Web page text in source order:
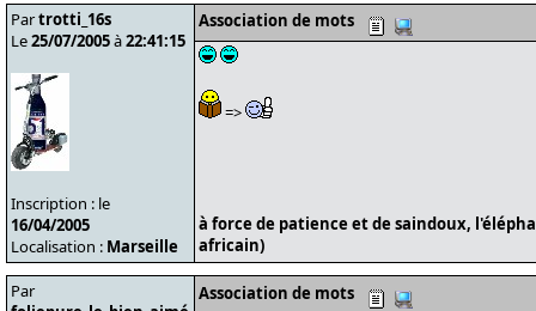
Partrotti_16s
Le25/07/2005à22:41:15
Inscription : le
16/04/2005
Localisation : Marseille
Association de mots
=>
à force de patience et de saindoux,
africain)
Par
Association de mots